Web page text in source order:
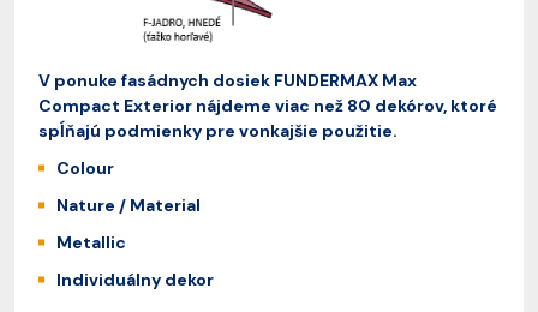
V ponuke fasádnych dosiek FUNDERMAX Max
Compact Exterior nájdeme viac než 80 dekórov, ktoré
spĺňajú podmienky pre vonkajšie použitie.
Colour
Nature / Material
Metallic
Individuálny dekor